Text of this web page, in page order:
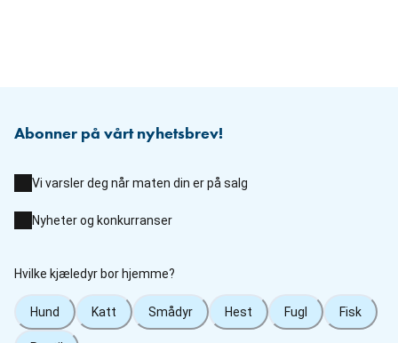
Abonner på vårt nyhetsbrev!
Vi varsler deg når maten din er på salg
Nyheter og konkurranser
Hvilke kjæledyr bor hjemme?
Hund Katt Smådyr Hest Fugl Fisk